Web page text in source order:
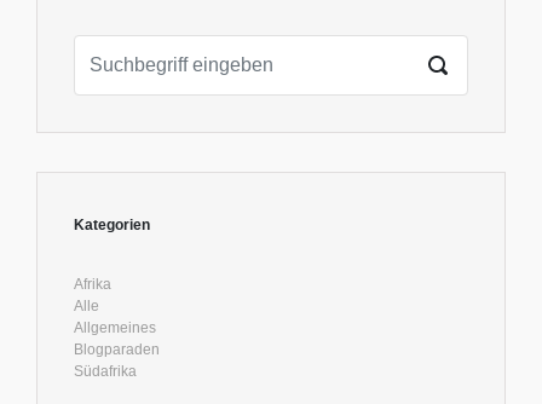
Kategorien
Afrika
Alle
Allgemeines
Blogparaden
Südafrika